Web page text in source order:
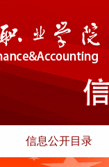
信息公开目录